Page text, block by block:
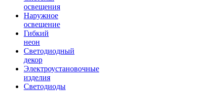
освещения
Наружное
освещение
Гибкий
неон
Светодиодный
декор
Электроустановочные
изделия
Светодиоды